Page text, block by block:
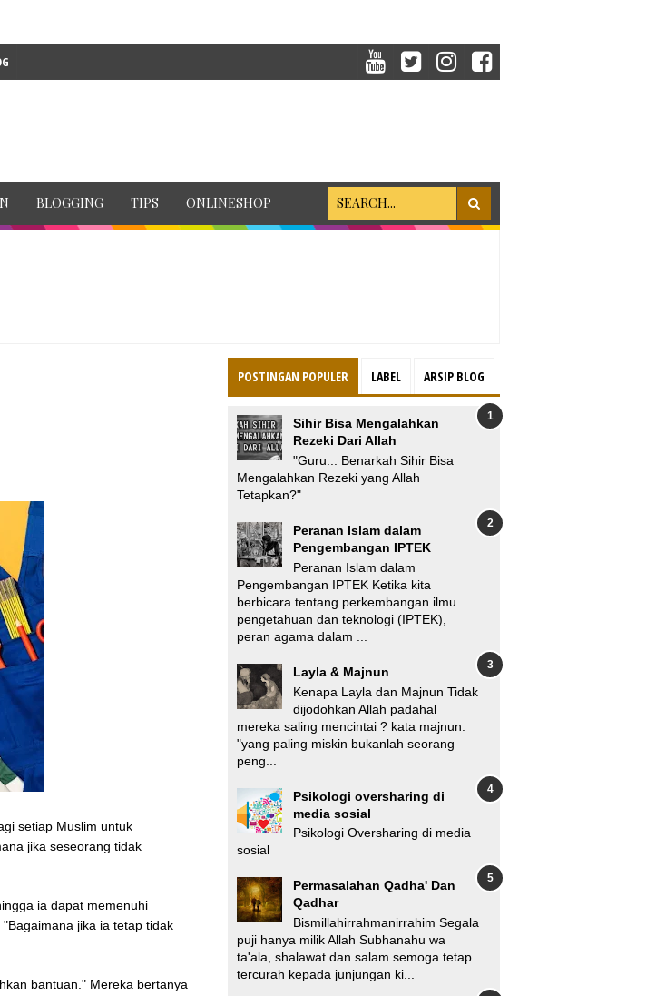
BLOGGING TIPS ONLINESHOP
setiap Muslim untuk
jika seseorang tidak
ia dapat memenuhi
jika ia tetap tidak
bantuan." Mereka bertanya
POSTINGAN POPULER LABEL ARSIP BLOG
Sihir Bisa Mengalahkan
Rezeki Dari Allah
"Guru... Benarkah Sihir Bisa
Mengalahkan Rezeki yang Allah
Tetapkan?"
Peranan Islam dalam
Pengembangan IPTEK
Peranan Islam dalam
Pengembangan IPTEK Ketika kita
berbicara tentang perkembangan ilmu
pengetahuan dan teknologi (IPTEK),
peran agama dalam ...
Layla & Majnun
Kenapa Layla dan Majnun Tidak
dijodohkan Allah padahal
mereka saling mencintai ? kata majnun:
"yang paling miskin bukanlah seorang
peng...
Psikologi oversharing di
media sosial
Psikologi Oversharing di media
sosial
Permasalahan Qadha' Dan
Qadhar
Bismillahirrahmanirrahim Segala
puji hanya milik Allah Subhanahu wa
ta'ala, shalawat dan salam semoga tetap
tercurah kepada junjungan ki...